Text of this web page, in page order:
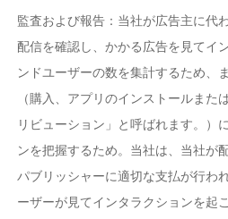
監査および報告：当社が広告主に代
配信を確認し、かかる広告を見てイ
ンドユーザーの数を集計するため、
（購入、アプリのインストールまた
リビューション」と呼ばれます。）
ンを把握するため。当社は、当社が
パブリッシャーに適切な支払が行わ
ーザーが見てインタラクションを起